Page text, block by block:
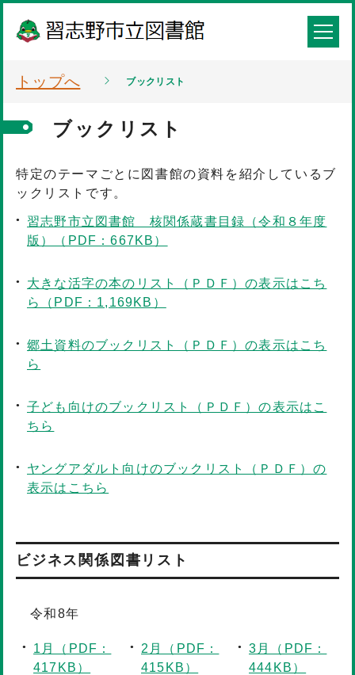
トップへ ブックリスト
ブックリスト
特定のテーマごとに図書館の資料を紹介しているブ
ックリストです。
習志野市立図書館 核関係蔵書目録（令和８年度
版）（PDF：667KB）
大きな活字の本のリスト（ＰＤＦ）の表示はこち
ら（PDF：1,169KB）
郷土資料のブックリスト（ＰＤＦ）の表示はこち
ら
子ども向けのブックリスト（ＰＤＦ）の表示はこ
ちら
ヤングアダルト向けのブックリスト（ＰＤＦ）の
表示はこちら
ビジネス関係図書リスト
令和8年
1月（PDF：
417KB）
2月（PDF：
415KB）
3月（PDF：
444KB）